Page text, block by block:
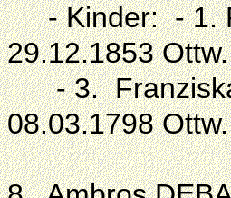
- Kinder: - 1.
29.12.1853
- 3. Franziska
08.03.1798 Ottw.